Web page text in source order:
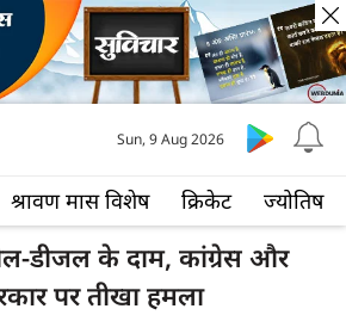
श्रावण मास विशेष क्रिकेट ज्योतिष
Sun, 9 Aug 2026
डीजल के दाम, कांग्रेस और
पर तीखा हमला